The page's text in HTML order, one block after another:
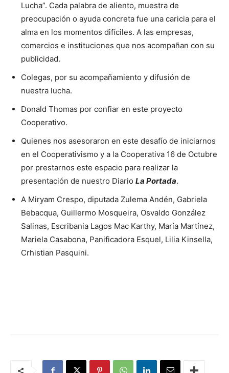
Lucha”. Cada palabra de aliento, muestra de
preocupación o ayuda concreta fue una caricia para el
alma en los momentos difíciles. A las empresas,
comercios e instituciones que nos acompañan con su
publicidad.
Colegas, por su acompañamiento y difusión de
nuestra lucha.
Donald Thomas por confiar en este proyecto
Cooperativo.
Quienes nos asesoraron en este desafío de iniciarnos
en el Cooperativismo y a la Cooperativa 16 de Octubre
por prestarnos este espacio para realizar la
presentación de nuestro Diario La Portada.
A Miryam Crespo, diputada Zulema Andén, Gabriela
Bebacqua, Guillermo Mosqueira, Osvaldo González
Salinas, Escribania Lagos Mac Karthy, María Martínez,
Mariela Casabona, Panificadora Esquel, Lilia Kinsella,
Crhistian Pasquini.